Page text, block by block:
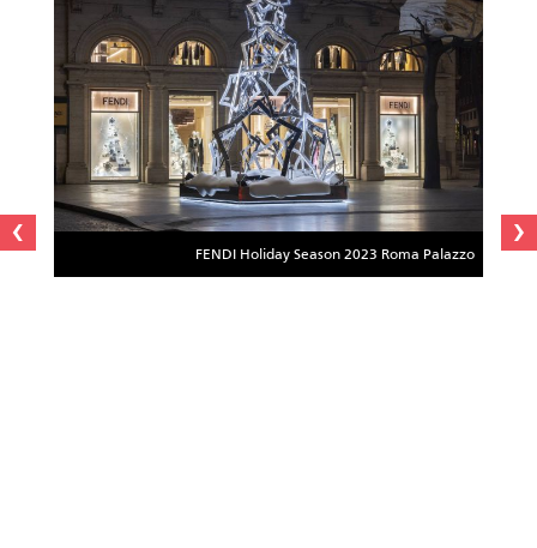
FENDI Holiday Season 2023 Roma Palazzo ‹
›